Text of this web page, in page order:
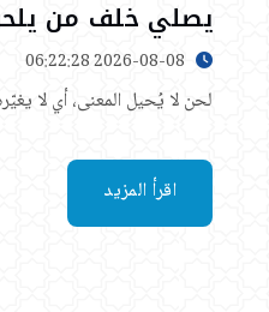
يصلي خلف من
لحن لا يُحيل المعنى، أي لا